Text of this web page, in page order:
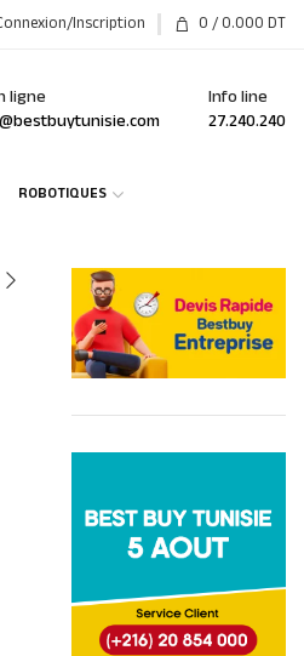
Inscription 0 / 0.000 DT
ligne
Info line
27.240.240
ROBOTIQUES